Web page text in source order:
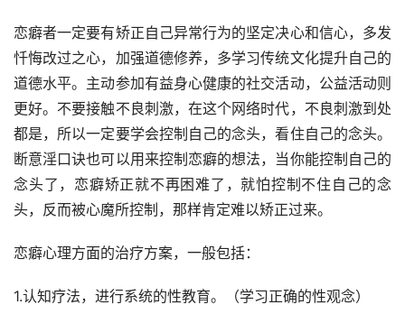
恋癖者一定要有矫正自己异常行为的坚定决心和信心，多发
忏悔改过之心，加强道德修养，多学习传统文化提升自己的
道德水平。主动参加有益身心健康的社交活动，公益活动则
更好。不要接触不良刺激，在这个网络时代，不良刺激到处
都是，所以一定要学会控制自己的念头，看住自己的念头。
断意淫口诀也可以用来控制恋癖的想法，当你能控制自己的
念头了，恋癖矫正就不再困难了，就怕控制不住自己的念
头，反而被心魔所控制，那样肯定难以矫正过来。
恋癖心理方面的治疗方案，一般包括：
1.认知疗法，进行系统的性教育。（学习正确的性观念）